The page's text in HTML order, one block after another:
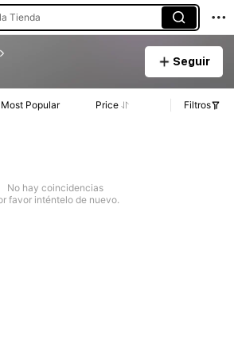
Tienda
Seguir
Most Popular Price Filtros
No hay coincidencias
favor inténtelo de nuevo.